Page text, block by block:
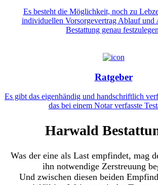
Es besteht die Möglichkeit, noch zu
individuellen Vorsorgevertrag Ablauf und
Bestattung genau
Ratgeber
Es gibt das eigenhändig und handschriftlich
das bei einem Notar verfasste
Harwald
Was der eine als Last empfindet, mag
ihn notwendige Zerstreuung
Und zwischen diesen beiden